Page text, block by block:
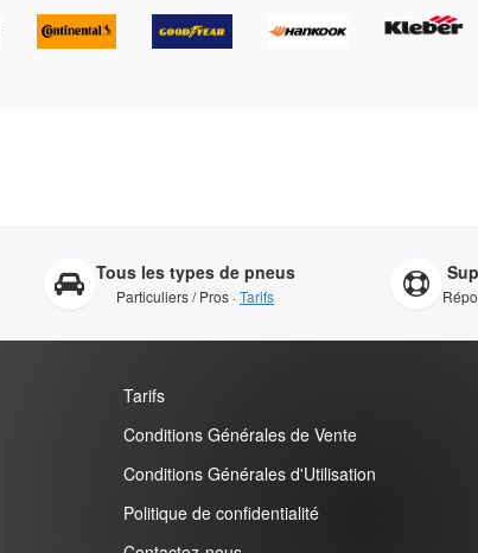
Tous les types de pneus
Particuliers / Pros ·Tarifs
Tarifs
Conditions Générales de Vente
Conditions Générales d'Utilisation
Politique de confidentialité